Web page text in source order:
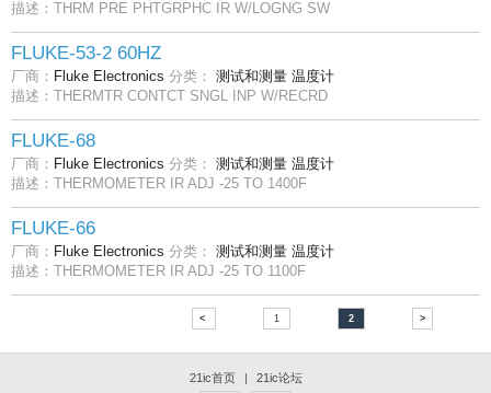
描述：THRM PRE PHTGRPHC IR W/LOGNG SW
FLUKE-53-2 60HZ
厂商： Fluke Electronics 分类： 测试和测量 温度计
描述：THERMTR CONTCT SNGL INP W/RECRD
FLUKE-68
厂商： Fluke Electronics 分类： 测试和测量 温度计
描述：THERMOMETER IR ADJ -25 TO 1400F
FLUKE-66
厂商： Fluke Electronics 分类： 测试和测量 温度计
描述：THERMOMETER IR ADJ -25 TO 1100F
< 1 2 >
21ic首页 | 21ic论坛